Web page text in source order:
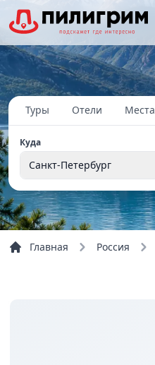
Туры Отели Места
Куда
Санкт-Петербург
Главная Россия